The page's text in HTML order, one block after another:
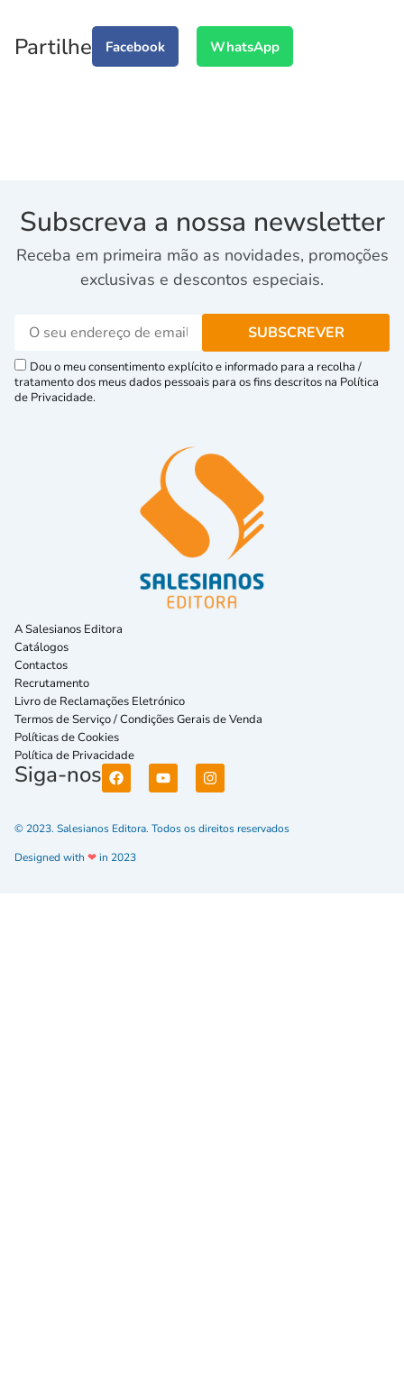
Partilhe Facebook WhatsApp
Subscreva a nossa newsletter
Receba em primeira mão as novidades, promoções
exclusivas e descontos especiais.
Dou o meu consentimento explícito e informado para a recolha /
tratamento dos meus dados pessoais para os fins descritos na Política
de Privacidade.
A Salesianos Editora
Catálogos
Contactos
Recrutamento
Livro de Reclamações Eletrónico
Termos de Serviço / Condições Gerais de Venda
Políticas de Cookies
Política de Privacidade
Siga-nos
© 2023. Salesianos Editora. Todos os direitos reservados
Designed with ❤in 2023